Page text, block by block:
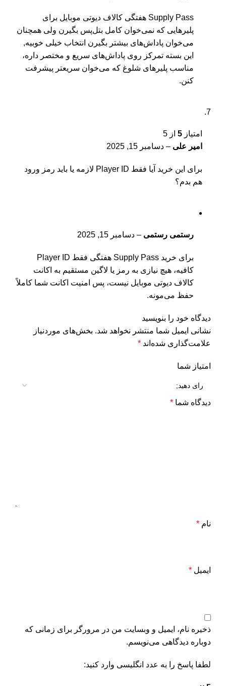
Supply Pass هفتگی کالاف دیوتی موبایل برای
پلیرهایی که نمی‌خوان کامل بتل‌پس بگیرن ولی همچنان
می‌خوان پاداش‌های بیشتر بگیرن انتخاب خیلی خوبیه,
این بسته تمرکز روی پاداش‌های سریع و مختصر داره،
مناسب پلیرهای شلوغ که می‌خوان سریعتر پیشرفت
کنن.
امتیاز 5 از 5
امیر علی – دسامبر 15, 2025
برای این خرید آیا فقط Player ID لازمه یا باید رمز ورود
هم بدم؟
رستمی رستمی – دسامبر 15, 2025
برای خرید Supply Pass هفتگی فقط Player ID
کافیه، هیچ نیازی به رمز یا لاگین مستقیم به اکانت
کالاف دیوتی موبایل نیست، پس امنیت اکانت شما کاملاً
حفظ می‌مونه.
دیدگاه خود را بنویسید
نشانی ایمیل شما منتشر نخواهد شد. بخش‌های موردنیاز
علامت‌گذاری شده‌اند *
امتیاز شما
دیدگاه شما *
نام *
ایمیل *
ذخیره نام، ایمیل و وبسایت من در مرورگر برای زمانی که
دوباره دیدگاهی می‌نویسم.
لطفا پاسخ را به عدد انگلیسی وارد کنید: